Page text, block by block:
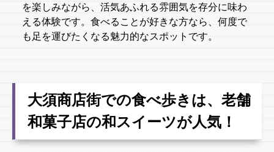
を楽しみながら、活気あふれる雰囲気を存分に味わ
える体験です。食べることが好きな方なら、何度で
も足を運びたくなる魅力的なスポットです。
大須商店街での食べ歩きは、老舗
和菓子店の和スイーツが人気！